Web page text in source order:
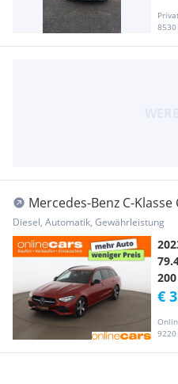
Privat
Mercedes-Benz C-Klasse
Avantgarde Aut LED HEAD-
Diesel, Automatik, Gewährleistung
200
€